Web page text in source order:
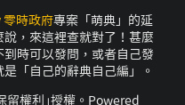
零時政府專案「萌典」的延
，來這裡查就對了！甚麼
時可以發問，或者自己發
「自己的辭典自己編」。
留權利｣授權。Powered